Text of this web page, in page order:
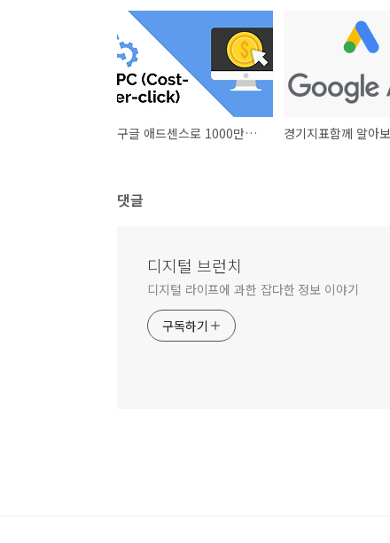
구글 애드센스로 1000만원을 벌 수 있다고요??? 과연 그럴까요?
댓글
디지털 브런치
디지털 라이프에 과한 잡다한 정보 이야기
구독하기